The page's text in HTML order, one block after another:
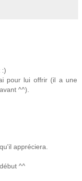
:)
pour lui offrir (il a une
^^).
appréciera.
^^